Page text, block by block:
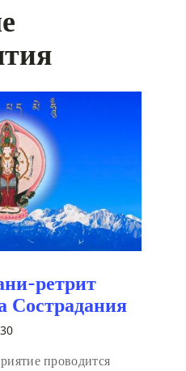
ретрит
Сострадания
проводится